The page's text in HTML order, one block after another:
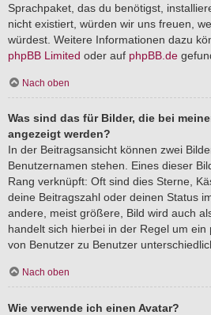
Sprachpaket, das du benötigst,
nicht existiert, würden wir uns freuen,
würdest. Weitere Informationen dazu
phpBB Limited oder auf phpBB.de
Nach oben
Was sind das für Bilder, die bei
angezeigt werden?
In der Beitragsansicht können zwei
Benutzernamen stehen. Eines dieser
Rang verknüpft: Oft sind dies Sterne,
deine Beitragszahl oder deinen Status
andere, meist größere, Bild wird auch
handelt sich hierbei in der Regel um ein
von Benutzer zu Benutzer
Nach oben
Wie verwende ich einen Avatar?